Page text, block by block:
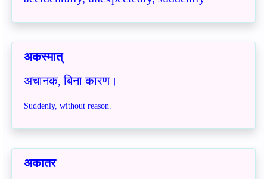
अकस्मात्
अचानक, बिना कारण।
Suddenly, without reason.
अकातर